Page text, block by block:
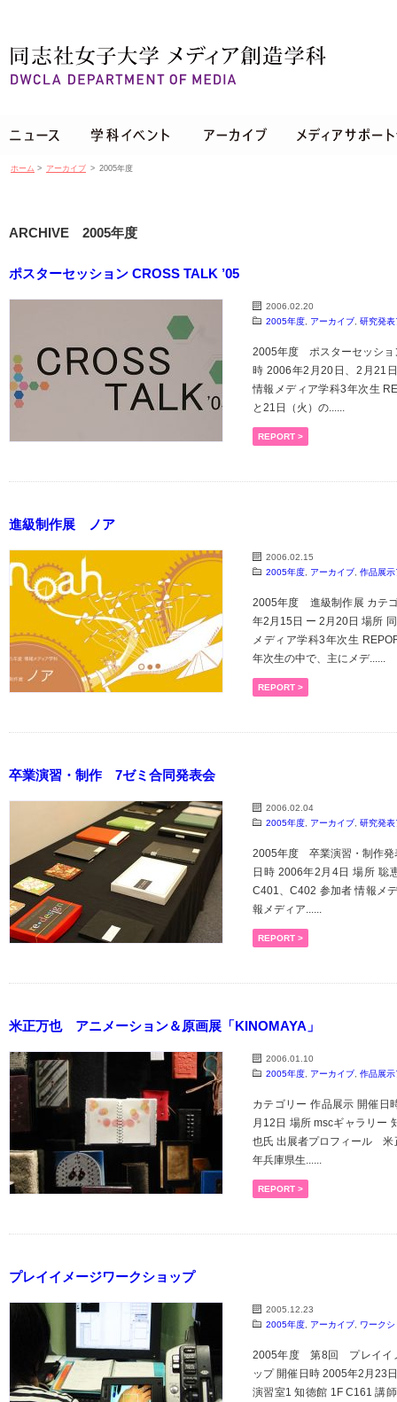
ホーム > アーカイブ > 2005年度
ARCHIVE 2005年度
ポスターセッション CROSS TALK ’05
2006.02.20
2005年度
アーカイブ 研究発
2005年度 ポスターセッショ
時 2006年2月20日、2月21
情報メディア学科3年次生
と21日（火）の......
REPORT >
進級制作展 ノア
2006.02.15
2005年度
アーカイブ 作品展
2005年度 進級制作展 カテ
年2月15日 ー 2月20日 場所
メディア学科3年次生
年次生の中で、主にメデ......
REPORT >
卒業演習・制作 7ゼミ合同発表会
2006.02.04
2005年度
アーカイブ 研究発
2005年度 卒業演習・制作発
日時 2006年2月4日 場所 聡
C401、C402 参加者 情報メ
報メディア......
REPORT >
米正万也 アニメーション＆原画展「KINOMAYA」
2006.01.10
2005年度
アーカイブ 作品展
カテゴリー 作品展示 開催日
月12日 場所 mscギャラリー
也氏 出展者プロフィール 米
年兵庫県生......
REPORT >
プレイイメージワークショップ
2005.12.23
2005年度
アーカイブ ワーク
2005年度 第8回 プレイイ
ップ 開催日時 2005年2月23
演習室1 知徳館 1F C161 講